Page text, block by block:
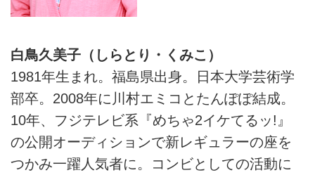
白鳥久美子（しらとり・くみこ）
1981年生まれ。福島県出身。日本大学芸術学
部卒。2008年に川村エミコとたんぽぽ結成。
10年、フジテレビ系『めちゃ2イケてるッ!』
の公開オーディションで新レギュラーの座を
つかみ一躍人気者に。コンビとしての活動に